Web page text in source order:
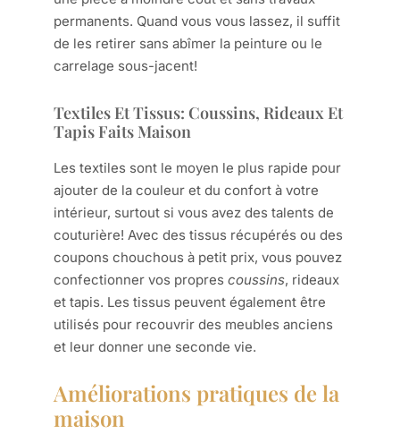
permanents. Quand vous vous lassez, il suffit
de les retirer sans abîmer la peinture ou le
carrelage sous-jacent!
Textiles Et Tissus: Coussins, Rideaux Et
Tapis Faits Maison
Les textiles sont le moyen le plus rapide pour
ajouter de la couleur et du confort à votre
intérieur, surtout si vous avez des talents de
couturière! Avec des tissus récupérés ou des
coupons chouchous à petit prix, vous pouvez
confectionner vos propres coussins, rideaux
et tapis. Les tissus peuvent également être
utilisés pour recouvrir des meubles anciens
et leur donner une seconde vie.
Améliorations pratiques de la
maison